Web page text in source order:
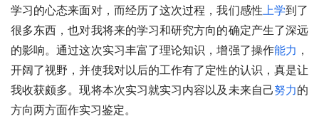
学习的心态来面对，而经历了这次过程，我们感性 上学到了
很多东西，也对我将来的学习和研究方向的确定产生了深远
的影响。通过这次实习丰富了理论知识，增强了操作能力 ，
开阔了视野，并使我对以后的工作有了定性的认识，真是让
我收获颇多。现将本次实习就实习内容以及未来自己努力的
方向两方面作实习鉴定。